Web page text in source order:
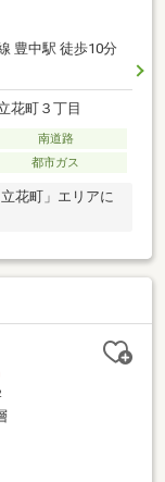
豊中駅 徒歩10分
花町３丁目
南道路
都市ガス
花町」エリアに